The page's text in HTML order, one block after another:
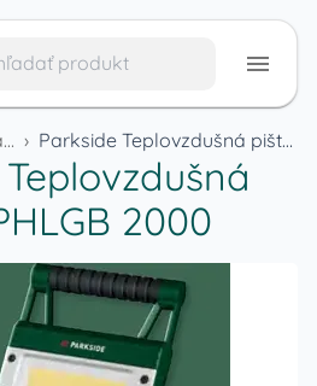
Auto-moto, dielňa a náradie › Parkside Teplovzdušná pištoľ PHLGB 2000
2000